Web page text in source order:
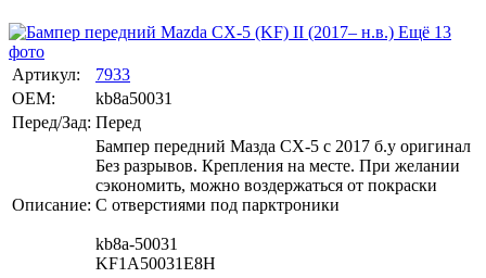
Ещё 13
фото
Артикул:
7933
OEM:
kb8a50031
Перед/Зад: Перед
Описание:
Бампер передний Мазда СХ-5 с 2017 б.у оригинал
Без разрывов. Крепления на месте. При желании
сэкономить, можно воздержаться от покраски
С отверстиями под парктроники
kb8a-50031
KF1A50031E8H